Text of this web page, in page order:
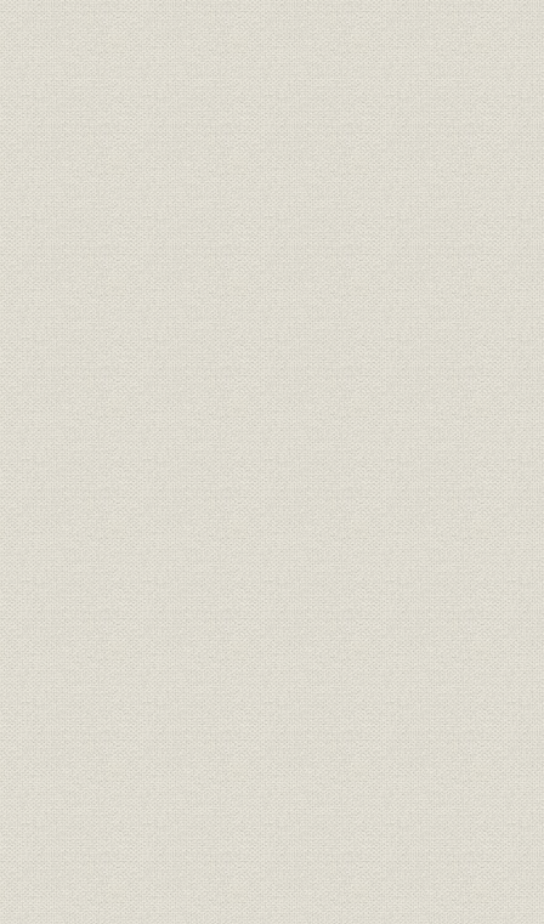
A 三興時代
1 三興ノ 設立
2 三興ノ 活動
B 大建産業時代
1 設立ノ イキサツ
2 戦時中ノ 事業ト 戦災
3 海外店ノ 戦時中ノ 活動ト 終戦ニ ヨル 引揚ゲ
4 終戦ヲ ムカエテ
5 大建産業ノ 分割マデ
6 経済秩序ノ 回復
7 社業ノ 復興
8 業績ノ 推移ト 第二会社ノ 設立
IV 再発足後ノ 伊藤忠商事
A 総記
1 再発足ト 社業基礎ノ 確立
2 総合経営ノ 進展
3 世界ノ 伊藤忠ヲ 目ザシテ
B 繊維部門